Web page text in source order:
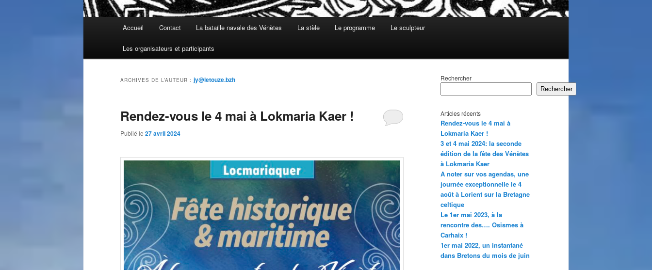
Accueil Contact La bataille navale des Vénètes La stèle Le programme Le sculpteur
Les organisateurs et participants
ARCHIVES DE L’AUTEUR : jy@letouze.bzh
Rendez-vous le 4 mai à Lokmaria Kaer !
Publié le 27 avril 2024
Rechercher
Rechercher
Articles récents
Rendez-vous le 4 mai à
Lokmaria Kaer !
3 et 4 mai 2024: la seconde
édition de la fête des Vénètes
à Lokmaria Kaer
A noter sur vos agendas, une
journée exceptionnelle le 4
août à Lorient sur la Bretagne
celtique
Le 1er mai 2023, à la
rencontre des…. Osismes à
Carhaix !
1er mai 2022, un instantané
dans Bretons du mois de juin